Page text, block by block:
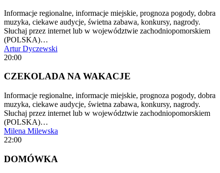
Informacje regionalne, informacje miejskie, prognoza pogody, dobra
muzyka, ciekawe audycje, świetna zabawa, konkursy, nagrody.
Słuchaj przez internet lub w województwie zachodniopomorskiem
(POLSKA)…
Artur Dyczewski
20:00
CZEKOLADA NA WAKACJE
Informacje regionalne, informacje miejskie, prognoza pogody, dobra
muzyka, ciekawe audycje, świetna zabawa, konkursy, nagrody.
Słuchaj przez internet lub w województwie zachodniopomorskiem
(POLSKA)…
Milena Milewska
22:00
DOMÓWKA